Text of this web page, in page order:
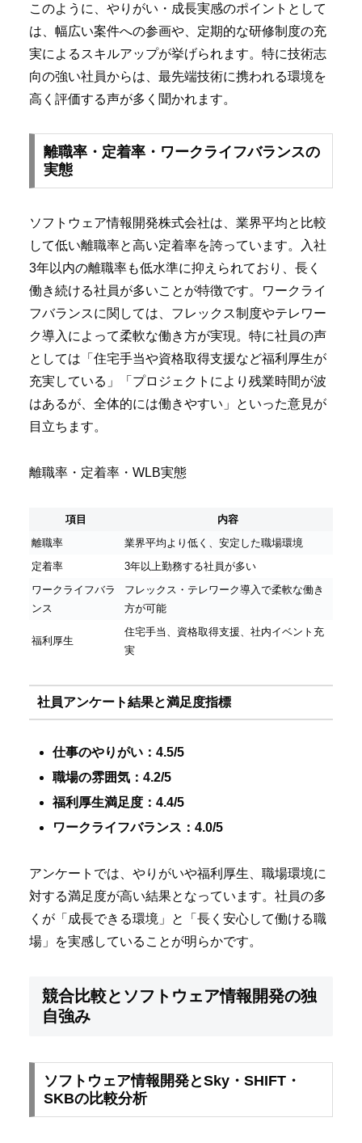
このように、やりがい・成長実感のポイントとして
は、幅広い案件への参画や、定期的な研修制度の充
実によるスキルアップが挙げられます。特に技術志
向の強い社員からは、最先端技術に携われる環境を
高く評価する声が多く聞かれます。
離職率・定着率・ワークライフバランスの
実態
ソフトウェア情報開発株式会社は、業界平均と比較
して低い離職率と高い定着率を誇っています。入社
3年以内の離職率も低水準に抑えられており、長く
働き続ける社員が多いことが特徴です。ワークライ
フバランスに関しては、フレックス制度やテレワー
ク導入によって柔軟な働き方が実現。特に社員の声
としては「住宅手当や資格取得支援など福利厚生が
充実している」「プロジェクトにより残業時間が波
はあるが、全体的には働きやすい」といった意見が
目立ちます。
離職率・定着率・WLB実態
項目
内容
離職率
業界平均より低く、安定した職場環境
定着率
3年以上勤務する社員が多い
ワークライフバラ
ンス
フレックス・テレワーク導入で柔軟な働き
方が可能
福利厚生
住宅手当、資格取得支援、社内イベント充
実
社員アンケート結果と満足度指標
仕事のやりがい：4.5/5
職場の雰囲気：4.2/5
福利厚生満足度：4.4/5
ワークライフバランス：4.0/5
アンケートでは、やりがいや福利厚生、職場環境に
対する満足度が高い結果となっています。社員の多
くが「成長できる環境」と「長く安心して働ける職
場」を実感していることが明らかです。
競合比較とソフトウェア情報開発の独
自強み
ソフトウェア情報開発とSky・SHIFT・
SKBの比較分析